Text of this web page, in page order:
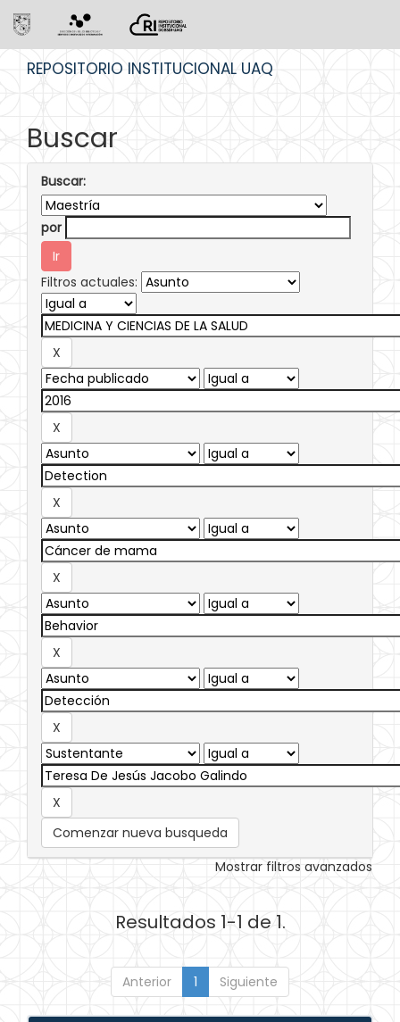
REPOSITORIO INSTITUCIONAL UAQ
Buscar
Buscar:
por
Filtros actuales:
Comenzar nueva busqueda
Mostrar filtros avanzados
Resultados 1-1 de 1.
Anterior 1 Siguiente